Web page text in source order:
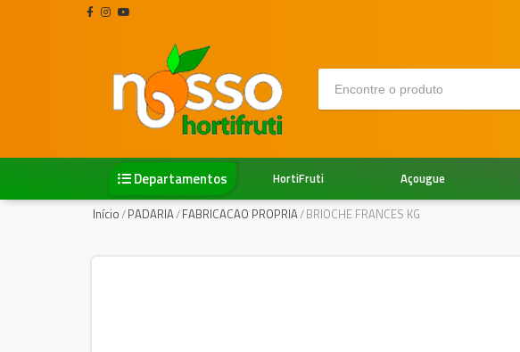
Departamentos Açougue
HortiFruti
Início/PADARIA/FABRICACAO PROPRIA/BRIOCHE FRANCES KG